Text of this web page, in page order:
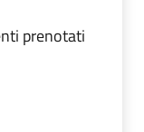
prenotati